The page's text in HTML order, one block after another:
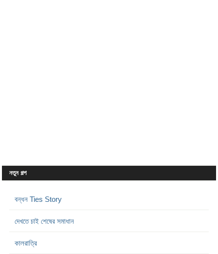
নতুন গল্প
বন্ধন Ties Story
দেখতে চাই শেষের সমাধান
কালরাত্রি